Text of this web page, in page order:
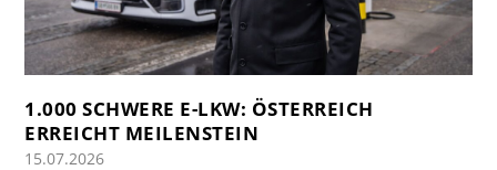
1.000 SCHWERE E-LKW: ÖSTERREICH
ERREICHT MEILENSTEIN
15.07.2026